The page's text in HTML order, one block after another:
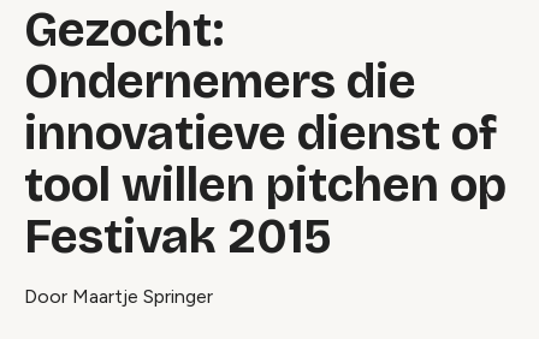
Gezocht:
Ondernemers die
innovatieve dienst of
tool willen pitchen op
Festivak 2015
Door Maartje Springer